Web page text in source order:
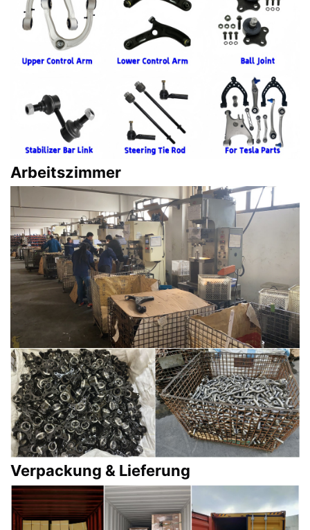
Arbeitszimmer
Verpackung & Lieferung